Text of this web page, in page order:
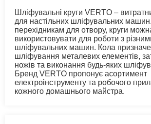
Шліфувальні круги VERTO –
для настільних шліфувальних
перехідникам для отвору, круги
використовувати для роботи з
шліфувальних машин. Кола
шліфування металевих елементів,
ножів та виконання будь-яких
Бренд VERTO пропонує асортимент
електроінструменту та робочого
кожного домашнього майстра.